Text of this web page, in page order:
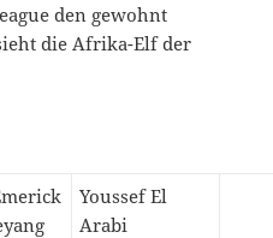
den gewohnt
die Afrika-Elf der
Youssef El
Arabi